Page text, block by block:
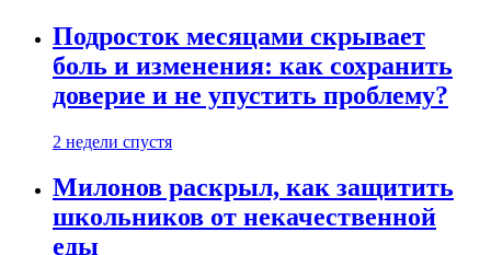
Подросток месяцами скрывает
боль и изменения: как сохранить
доверие и не упустить проблему?
2 недели спустя
Милонов раскрыл, как защитить
школьников от некачественной
еды